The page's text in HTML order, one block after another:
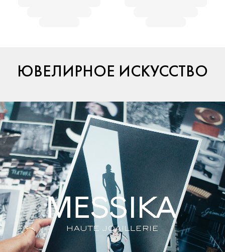
ЮВЕЛИРНОЕ ИСКУССТВО